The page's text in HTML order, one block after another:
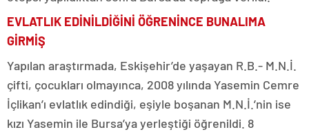
EVLATLIK EDİNİLDİĞİNİ ÖĞRENİNCE BUNALIMA
GİRMİŞ
Yapılan araştırmada, Eskişehir’de yaşayan R.B.- M.N.İ.
çifti, çocukları olmayınca, 2008 yılında Yasemin Cemre
İçlikan’ı evlatlık edindiği, eşiyle boşanan M.N.İ.’nin ise
kızı Yasemin ile Bursa’ya yerleştiği öğrenildi. 8